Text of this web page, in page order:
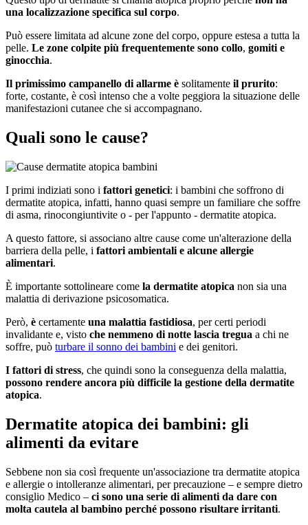
una localizzazione specifica sul corpo.
Può essere limitata ad alcune zone del corpo, oppure estesa a tutta la
pelle. Le zone colpite più frequentemente sono collo, gomiti e
ginocchia.
Il primissimo campanello di allarme è solitamente il prurito:
forte, costante, è così intenso che a volte peggiora la situazione delle
manifestazioni cutanee che si accompagnano.
Quali sono le cause?
I primi indiziati sono i fattori genetici: i bambini che soffrono di
dermatite atopica, infatti, hanno quasi sempre un familiare che soffre
di asma, rinocongiuntivite o - per l'appunto - dermatite atopica.
A questo fattore, si associano altre cause come un'alterazione della
barriera della pelle, i fattori ambientali e alcune allergie
alimentari.
È importante sottolineare come la dermatite atopica non sia una
malattia di derivazione psicosomatica.
Però, è certamente una malattia fastidiosa, per certi periodi
invalidante e, visto che nemmeno di notte lascia tregua a chi ne
soffre, può turbare il sonno dei bambini e dei genitori.
I fattori di stress, che quindi sono la conseguenza della malattia,
possono rendere ancora più difficile la gestione della dermatite
atopica.
Dermatite atopica dei bambini: gli
alimenti da evitare
Sebbene non sia così frequente un'associazione tra dermatite atopica
e allergie o intolleranze alimentari, per precauzione – e sempre dietro
consiglio Medico – ci sono una serie di alimenti da dare con
molta cautela al bambino perché possono risultare irritanti.